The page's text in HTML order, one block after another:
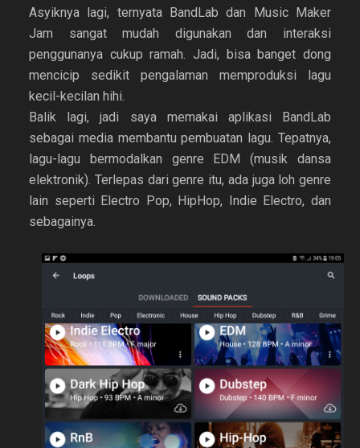
Asyiknya lagi, ternyata BandLab dan Music Maker
Jam sangat mudah digunakan dan interaksi
penggunanya cukup ramah. Jadi, bisa banget dong
mencicip sedikit pengalaman memproduksi lagu
kecil-kecilan hihi.
Balik lagi, jadi saya memakai aplikasi BandLab
sebagai media membantu pembuatan lagu. Tepatnya,
lagu-lagu bermodalkan genre EDM (musik dansa
elektronik). Terlepas dari genre itu, ada juga loh genre
lain seperti Electro Pop, HipHop, Indie Electro, dan
sebagainya.